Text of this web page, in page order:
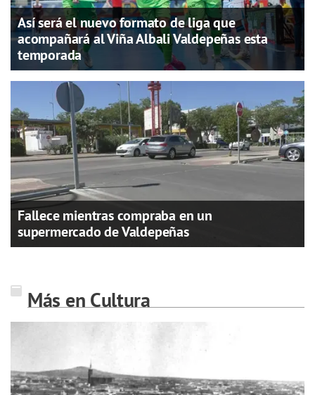
Así será el nuevo formato de liga que
acompañará al Viña Albali Valdepeñas esta
temporada
Fallece mientras compraba en un
supermercado de Valdepeñas
Más en Cultura